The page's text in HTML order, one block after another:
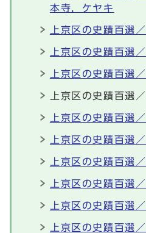
本寺，ケヤキ
上京区の史蹟百選
上京区の史蹟百選
上京区の史蹟百選
上京区の史蹟百選
上京区の史蹟百選
上京区の史蹟百選
上京区の史蹟百選
上京区の史蹟百選
上京区の史蹟百選
上京区の史蹟百選